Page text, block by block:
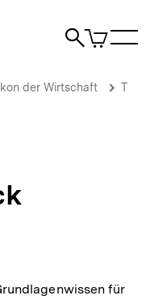
Suche
Artikel
im
der Wirtschaft T
für